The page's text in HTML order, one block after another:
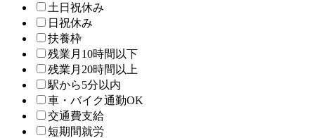
土日祝休み
日祝休み
扶養枠
残業月10時間以下
残業月20時間以上
駅から5分以内
車・バイク通勤OK
交通費支給
短期間就労